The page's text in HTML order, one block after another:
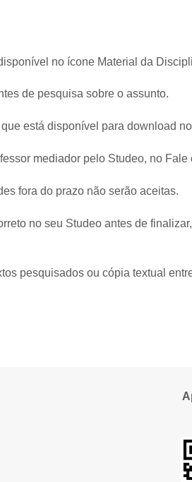
no ícone Material da
de pesquisa sobre o assunto.
está disponível para download
mediador pelo Studeo, no Fale
fora do prazo não serão aceitas.
no seu Studeo antes de
pesquisados ou cópia textual